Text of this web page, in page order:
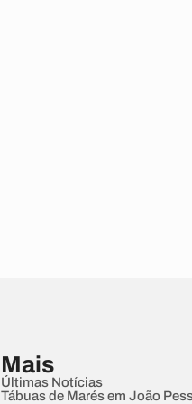
Mais
Últimas Notícias
Tábuas de Marés em João